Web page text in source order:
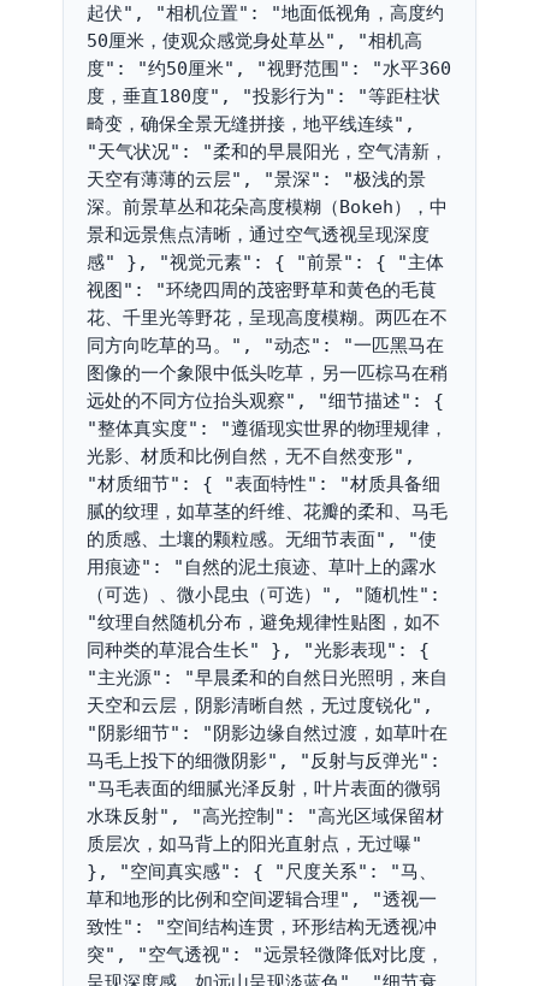
起伏", "相机位置": "地面低视角，高度约
50厘米，使观众感觉身处草丛", "相机高
度": "约50厘米", "视野范围": "水平360
度，垂直180度", "投影行为": "等距柱状
畸变，确保全景无缝拼接，地平线连续",
"天气状况": "柔和的早晨阳光，空气清新，
天空有薄薄的云层", "景深": "极浅的景
深。前景草丛和花朵高度模糊（Bokeh），中
景和远景焦点清晰，通过空气透视呈现深度
感" }, "视觉元素": { "前景": { "主体
视图": "环绕四周的茂密野草和黄色的毛茛
花、千里光等野花，呈现高度模糊。两匹在不
同方向吃草的马。", "动态": "一匹黑马在
图像的一个象限中低头吃草，另一匹棕马在稍
远处的不同方位抬头观察", "细节描述": {
"整体真实度": "遵循现实世界的物理规律，
光影、材质和比例自然，无不自然变形",
"材质细节": { "表面特性": "材质具备细
腻的纹理，如草茎的纤维、花瓣的柔和、马毛
的质感、土壤的颗粒感。无细节表面", "使
用痕迹": "自然的泥土痕迹、草叶上的露水
（可选）、微小昆虫（可选）", "随机性":
"纹理自然随机分布，避免规律性贴图，如不
同种类的草混合生长" }, "光影表现": {
"主光源": "早晨柔和的自然日光照明，来自
天空和云层，阴影清晰自然，无过度锐化",
"阴影细节": "阴影边缘自然过渡，如草叶在
马毛上投下的细微阴影", "反射与反弹光":
"马毛表面的细腻光泽反射，叶片表面的微弱
水珠反射", "高光控制": "高光区域保留材
质层次，如马背上的阳光直射点，无过曝"
}, "空间真实感": { "尺度关系": "马、
草和地形的比例和空间逻辑合理", "透视一
致性": "空间结构连贯，环形结构无透视冲
突", "空气透视": "远景轻微降低对比度，
呈现深度感，如远山呈现淡蓝色", "细节衰